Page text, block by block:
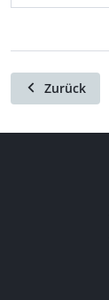
Zurück